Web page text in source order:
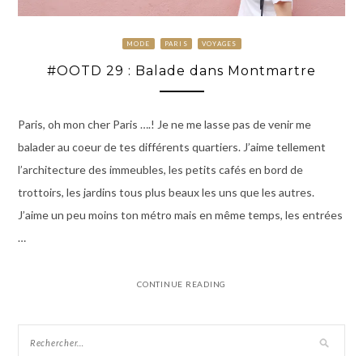
MODE PARIS VOYAGES
#OOTD 29 : Balade dans Montmartre
Paris, oh mon cher Paris ….! Je ne me lasse pas de venir me
balader au coeur de tes différents quartiers. J’aime tellement
l’architecture des immeubles, les petits cafés en bord de
trottoirs, les jardins tous plus beaux les uns que les autres.
J’aime un peu moins ton métro mais en même temps, les entrées
…
CONTINUE READING